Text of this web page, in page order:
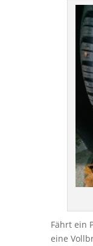
Fährt ein
eine